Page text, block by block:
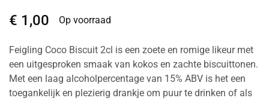
€ 1,00 Op voorraad
Feigling Coco Biscuit 2cl is een zoete en romige likeur met
een uitgesproken smaak van kokos en zachte biscuittonen.
Met een laag alcoholpercentage van 15% ABV is het een
toegankelijk en plezierig drankje om puur te drinken of als